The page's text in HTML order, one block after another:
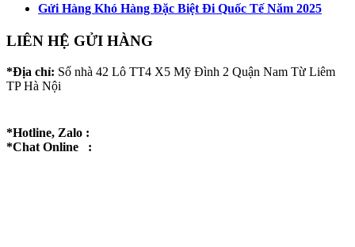
Gửi Hàng Khó Hàng Đặc Biệt Đi Quốc Tế Năm 2025
LIÊN HỆ GỬI HÀNG
*Địa chỉ: Số nhà 42 Lô TT4 X5 Mỹ Đình 2 Quận Nam Từ Liêm
TP Hà Nội
*Hotline, Zalo :
*Chat Online :